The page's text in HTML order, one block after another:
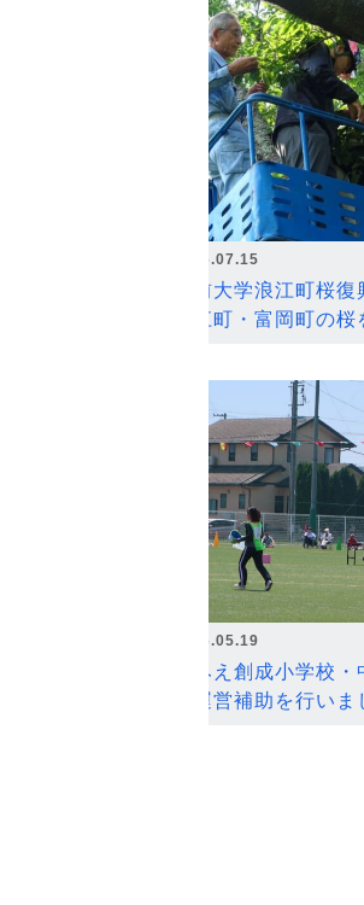
2026.07.15
弘前大学浪江町桜
浪江町・富岡町の桜
2026.05.19
なみえ創成小学校
の運営補助を行いま